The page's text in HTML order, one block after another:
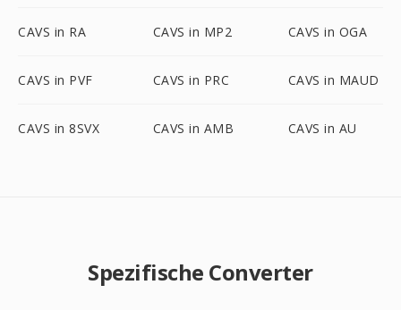
CAVS in RA CAVS in MP2 CAVS in OGA
CAVS in PVF CAVS in PRC CAVS in MAUD
CAVS in 8SVX CAVS in AMB CAVS in AU
Spezifische Converter